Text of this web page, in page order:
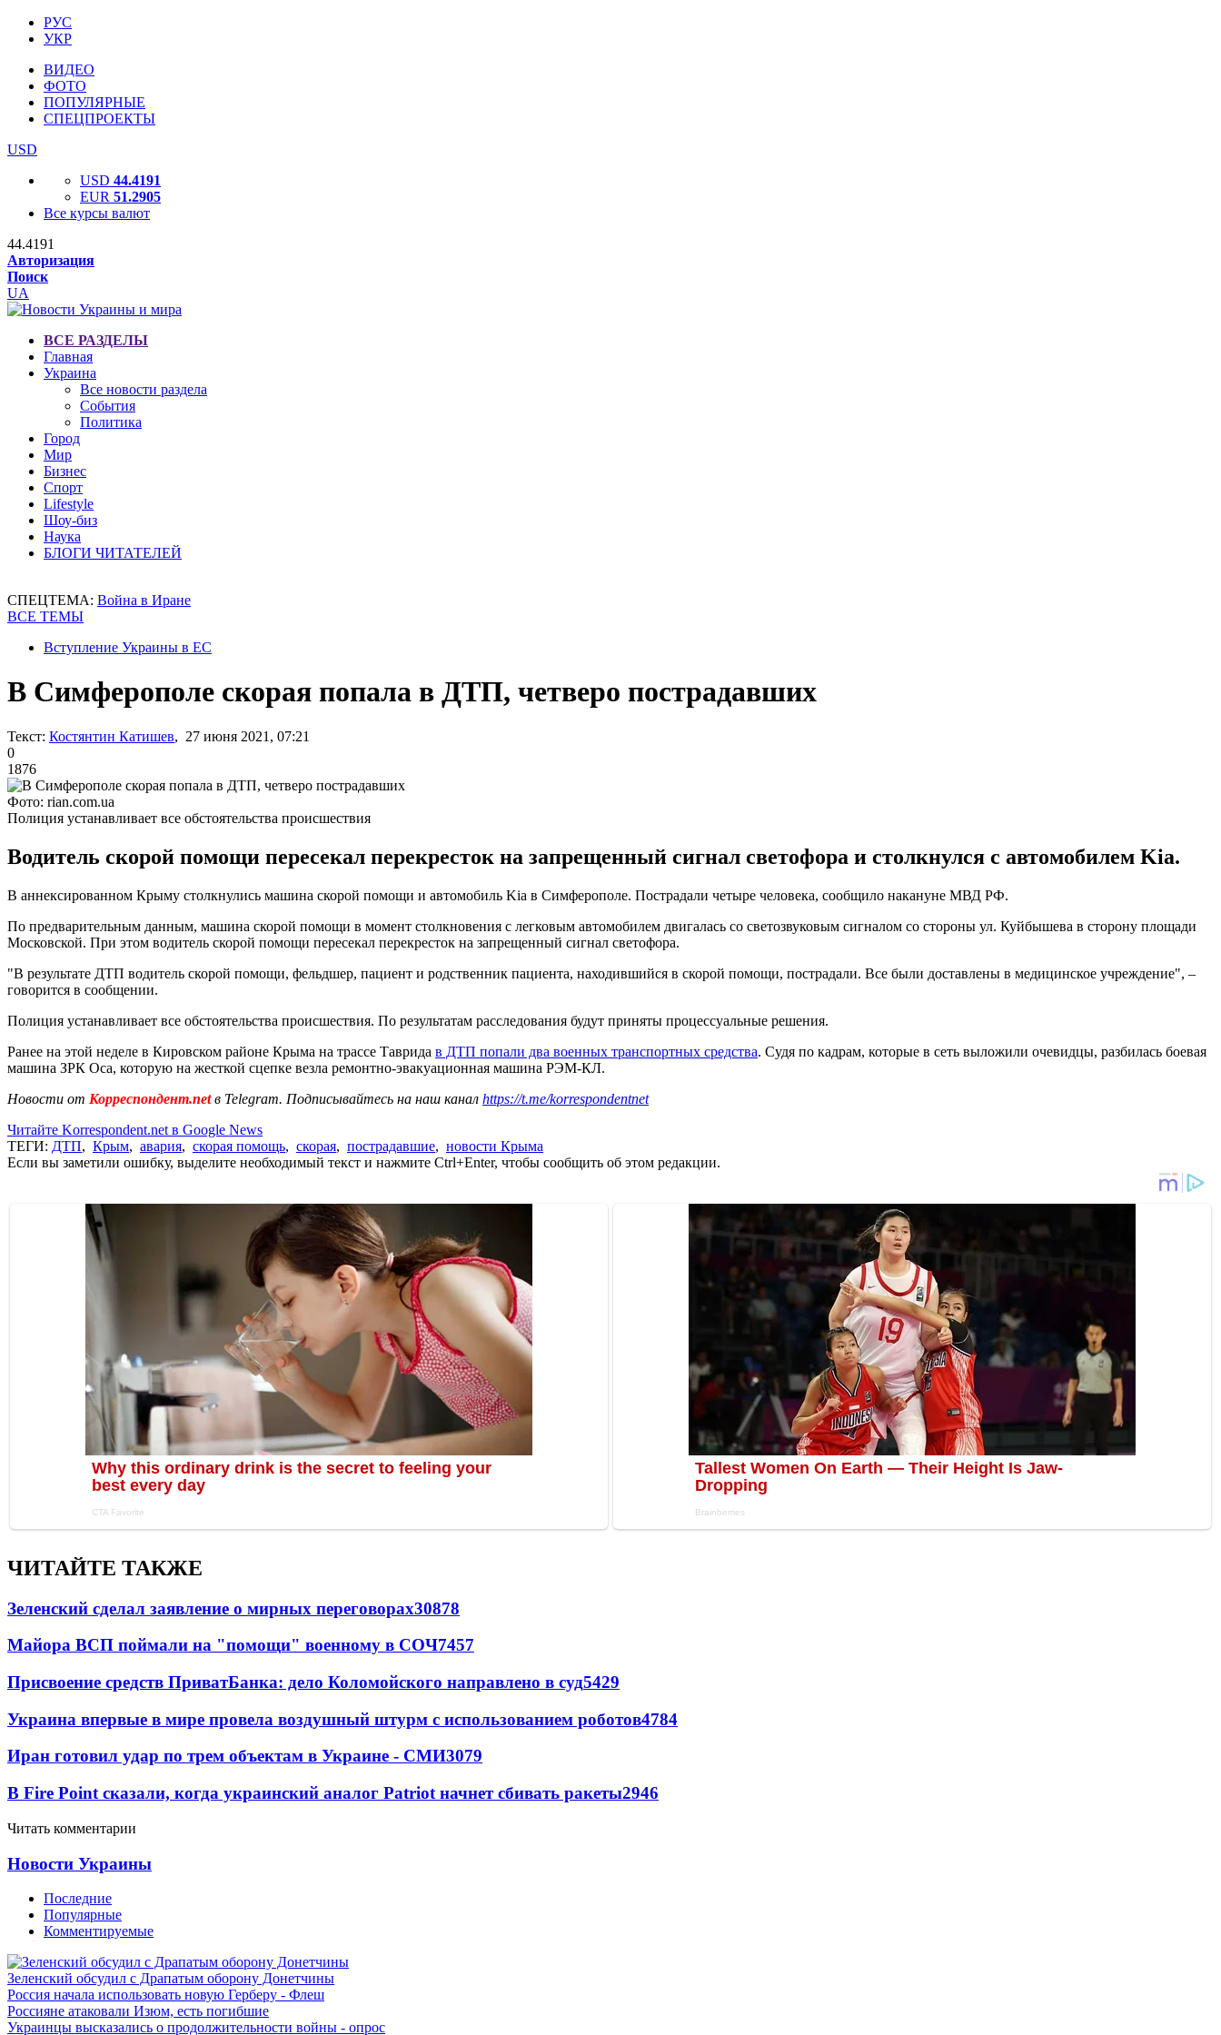
РУС
УКР
ВИДЕО
ФОТО
ПОПУЛЯРНЫЕ
СПЕЦПРОЕКТЫ
USD
USD 44.4191
EUR 51.2905
Все курсы валют
44.4191
Авторизация
Поиск
UA
ВСЕ РАЗДЕЛЫ
Главная
Украина
Все новости раздела
События
Политика
Город
Мир
Бизнес
Спорт
Lifestyle
Шоу-биз
Наука
БЛОГИ ЧИТАТЕЛЕЙ
СПЕЦТЕМА: Война в Иране
ВСЕ ТЕМЫ
Вступление Украины в ЕС
В Симферополе скорая попала в ДТП, четверо пострадавших
Текст: Костянтин Катишев, 27 июня 2021, 07:21
0
1876
Фото: rian.com.ua
Полиция устанавливает все обстоятельства происшествия
Водитель скорой помощи пересекал перекресток на запрещенный сигнал светофора и столкнулся с автомобилем Kia.
В аннексированном Крыму столкнулись машина скорой помощи и автомобиль Kia в Симферополе. Пострадали четыре человека, сообщило накануне МВД РФ.
По предварительным данным, машина скорой помощи в момент столкновения с легковым автомобилем двигалась со светозвуковым сигналом со стороны ул. Куйбышева в сторону площади
Московской. При этом водитель скорой помощи пересекал перекресток на запрещенный сигнал светофора.
"В результате ДТП водитель скорой помощи, фельдшер, пациент и родственник пациента, находившийся в скорой помощи, пострадали. Все были доставлены в медицинское учреждение", –
говорится в сообщении.
Полиция устанавливает все обстоятельства происшествия. По результатам расследования будут приняты процессуальные решения.
Ранее на этой неделе в Кировском районе Крыма на трассе Таврида в ДТП попали два военных транспортных средства. Судя по кадрам, которые в сеть выложили очевидцы, разбилась боевая
машина ЗРК Оса, которую на жесткой сцепке везла ремонтно-эвакуационная машина РЭМ-КЛ.
Новости от Корреспондент.netв Telegram. Подписывайтесь на наш канал https://t.me/korrespondentnet
Читайте Korrespondent.net в Google News
ТЕГИ: ДТП, Крым, авария, скорая помощь, скорая, пострадавшие, новости Крыма
Если вы заметили ошибку, выделите необходимый текст и нажмите Ctrl+Enter, чтобы сообщить об этом редакции.
ЧИТАЙТЕ ТАКЖЕ
Зеленский сделал заявление о мирных переговорах30878
Майора ВСП поймали на "помощи" военному в СОЧ7457
Присвоение средств ПриватБанка: дело Коломойского направлено в суд5429
Украина впервые в мире провела воздушный штурм с использованием роботов4784
Иран готовил удар по трем объектам в Украине - СМИ3079
В Fire Point сказали, когда украинский аналог Patriot начнет сбивать ракеты2946
Читать комментарии
Новости Украины
Последние
Популярные
Комментируемые
Зеленский обсудил с Драпатым оборону Донетчины
Россия начала использовать новую Герберу - Флеш
Россияне атаковали Изюм, есть погибшие
Украинцы высказались о продолжительности войны - опрос